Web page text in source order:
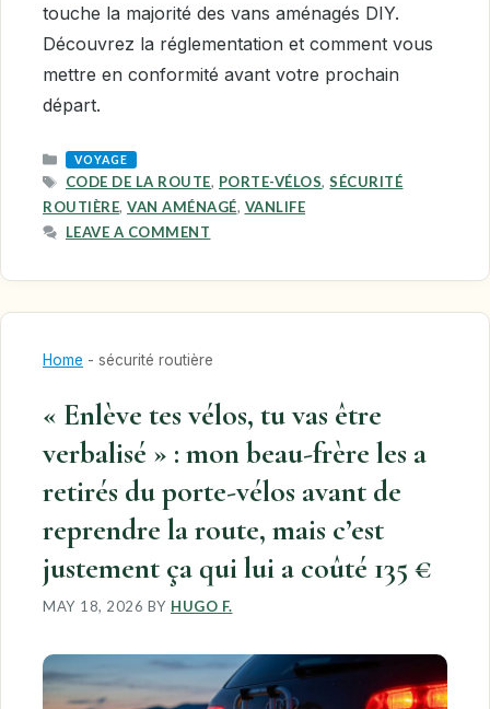
touche la majorité des vans aménagés DIY.
Découvrez la réglementation et comment vous
mettre en conformité avant votre prochain
départ.
CATEGORIES
VOYAGE
TAGS
CODE DE LA ROUTE, PORTE-VÉLOS,SÉCURITÉ
ROUTIÈRE, VAN AMÉNAGÉ, VANLIFE
LEAVE A COMMENT
Home - sécurité routière
« Enlève tes vélos, tu vas être
verbalisé » : mon beau-frère les a
retirés du porte-vélos avant de
reprendre la route, mais c’est
justement ça qui lui a coûté 135 €
MAY 18, 2026 BY HUGO F.